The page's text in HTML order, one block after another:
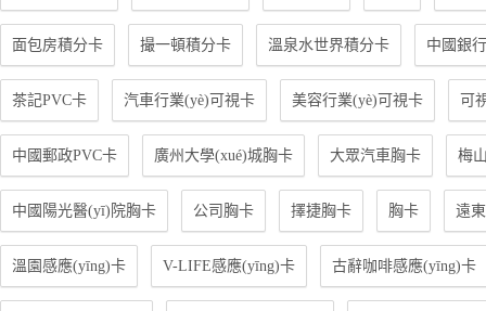
面包房積分卡 撮一頓積分卡 溫泉水世界積分卡 中國銀
茶記PVC卡 汽車行業(yè)可視卡 美容行業(yè)可視卡 可
中國郵政PVC卡 廣州大學(xué)城胸卡 大眾汽車胸卡 梅
中國陽光醫(yī)院胸卡 公司胸卡 擇捷胸卡 胸卡 遠
溫園感應(yīng)卡 V-LIFE感應(yīng)卡 古辭咖啡感應(yīng)卡